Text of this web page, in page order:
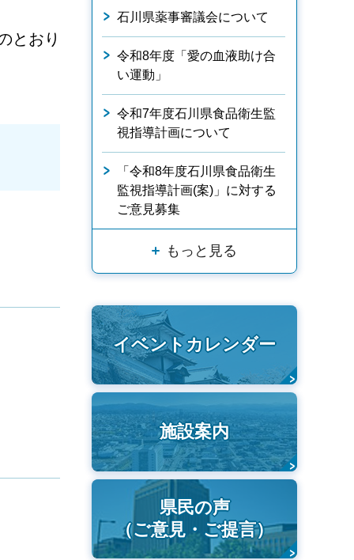
とおり
石川県薬事審議会について
令和8年度「愛の血液助け合
い運動」
令和7年度石川県食品衛生監
視指導計画について
「令和8年度石川県食品衛生
監視指導計画(案)」に対する
ご意見募集
もっと見る
イベントカレンダー
施設案内
県民の声
（ご意見・ご提言）